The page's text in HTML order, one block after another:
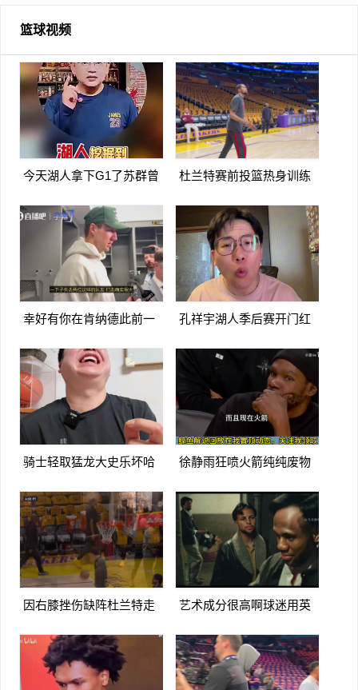
篮球视频
今天湖人拿下G1了苏群曾
杜兰特赛前投篮热身训练
幸好有你在肯纳德此前一
实很大
孔祥宇湖人季后赛开门红
骑士轻取猛龙大史乐坏哈
成啊
徐静雨狂喷火箭纯纯废物
坑惨球队
因右膝挫伤缺阵杜兰特走
艺术成分很高啊球迷用英
后赛